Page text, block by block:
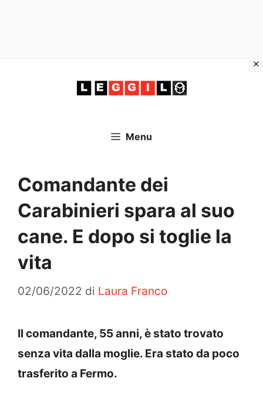
Menu
Comandante dei
Carabinieri spara al suo
cane. E dopo si toglie la
vita
02/06/2022 di Laura Franco
Il comandante, 55 anni, è stato trovato
senza vita dalla moglie. Era stato da poco
trasferito a Fermo.